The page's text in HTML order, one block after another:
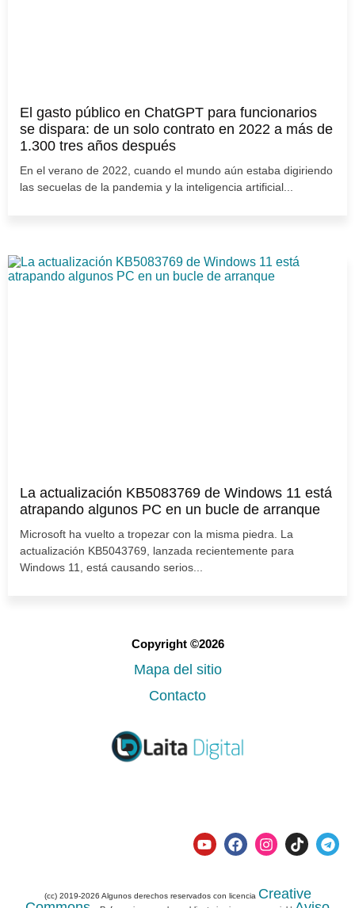
El gasto público en ChatGPT para funcionarios
se dispara: de un solo contrato en 2022 a más de
1.300 tres años después
En el verano de 2022, cuando el mundo aún estaba digiriendo
las secuelas de la pandemia y la inteligencia artificial...
La actualización KB5083769 de Windows 11 está
atrapando algunos PC en un bucle de arranque
Microsoft ha vuelto a tropezar con la misma piedra. La
actualización KB5043769, lanzada recientemente para
Windows 11, está causando serios...
Copyright ©2026
Mapa del sitio
Contacto
(cc) 2019-2026 Algunos derechos reservados con licencia Creative